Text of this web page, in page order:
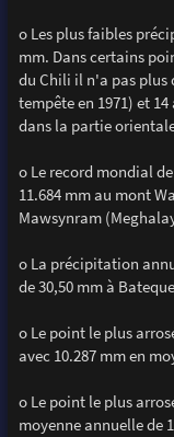
o Les plus faibles
mm. Dans certains
du Chili il n'a pas plus
tempête en 1971) et
dans la partie
o Le record mondial
11.684 mm au mont
Mawsynram
o La précipitation
de 30,50 mm à
o Le point le plus
avec 10.287 mm en
o Le point le plus
moyenne annuelle de